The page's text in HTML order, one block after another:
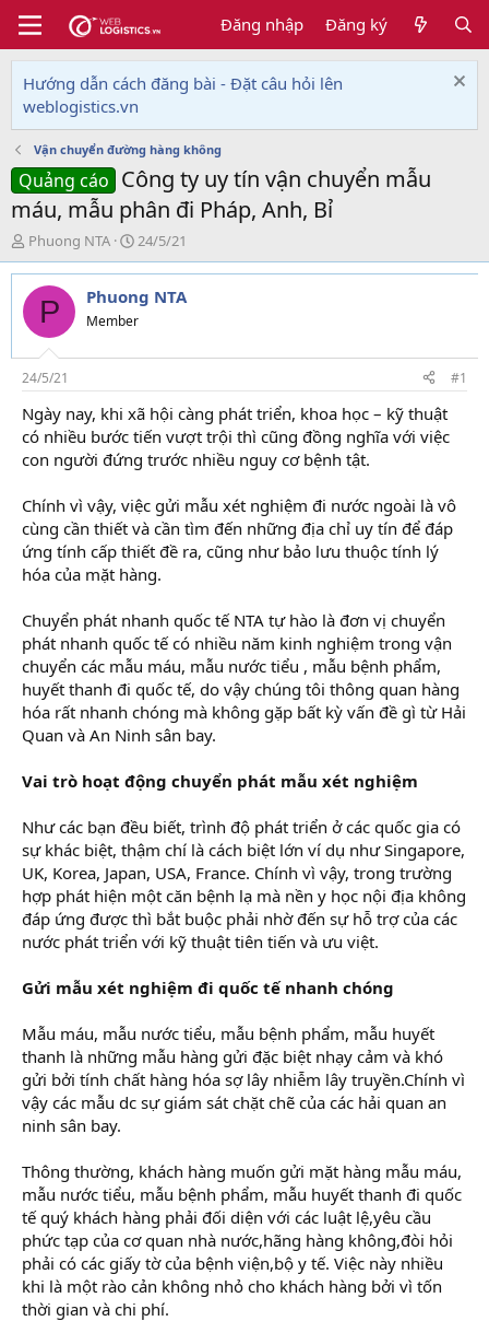
Đăng nhập Đăng ký
Hướng dẫn cách đăng bài - Đặt câu hỏi lên
weblogistics.vn
Vận chuyển đường hàng không
Quảng cáo Công ty uy tín vận chuyển mẫu
máu, mẫu phân đi Pháp, Anh, Bỉ
T
h
r
e
d
s
t
a
r
t
e
Phuong NTA
N
g
à
y
g
i
24/5/21
P Phuong NTA
Member
24/5/21 #1
Ngày nay, khi xã hội càng phát triển, khoa học – kỹ thuật
có nhiều bước tiến vượt trội thì cũng đồng nghĩa với việc
con người đứng trước nhiều nguy cơ bệnh tật.
Chính vì vậy, việc gửi mẫu xét nghiệm đi nước ngoài là vô
cùng cần thiết và cần tìm đến những địa chỉ uy tín để đáp
ứng tính cấp thiết đề ra, cũng như bảo lưu thuộc tính lý
hóa của mặt hàng.
Chuyển phát nhanh quốc tế NTA tự hào là đơn vị chuyển
phát nhanh quốc tế có nhiều năm kinh nghiệm trong vận
chuyển các mẫu máu, mẫu nước tiểu , mẫu bệnh phẩm,
huyết thanh đi quốc tế, do vậy chúng tôi thông quan hàng
hóa rất nhanh chóng mà không gặp bất kỳ vấn đề gì từ Hải
Quan và An Ninh sân bay.
Vai trò hoạt động chuyển phát mẫu xét nghiệm
Như các bạn đều biết, trình độ phát triển ở các quốc gia có
sự khác biệt, thậm chí là cách biệt lớn ví dụ như Singapore,
UK, Korea, Japan, USA, France. Chính vì vậy, trong trường
hợp phát hiện một căn bệnh lạ mà nền y học nội địa không
đáp ứng được thì bắt buộc phải nhờ đến sự hỗ trợ của các
nước phát triển với kỹ thuật tiên tiến và ưu việt.
Gửi mẫu xét nghiệm đi quốc tế nhanh chóng
Mẫu máu, mẫu nước tiểu, mẫu bệnh phẩm, mẫu huyết
thanh là những mẫu hàng gửi đặc biệt nhạy cảm và khó
gửi bởi tính chất hàng hóa sợ lây nhiễm lây truyền.Chính vì
vậy các mẫu dc sự giám sát chặt chẽ của các hải quan an
ninh sân bay.
Thông thường, khách hàng muốn gửi mặt hàng mẫu máu,
mẫu nước tiểu, mẫu bệnh phẩm, mẫu huyết thanh đi quốc
tế quý khách hàng phải đối diện với các luật lệ,yêu cầu
phức tạp của cơ quan nhà nước,hãng hàng không,đòi hỏi
phải có các giấy tờ của bệnh viện,bộ y tế. Việc này nhiều
khi là một rào cản không nhỏ cho khách hàng bởi vì tốn
thời gian và chi phí.